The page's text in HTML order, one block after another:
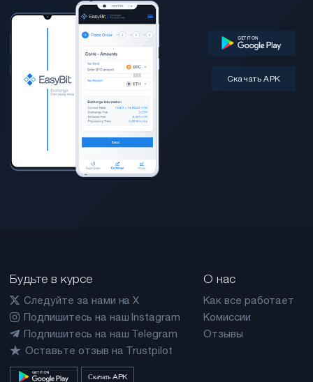
Скачать APK
Будьте в курсе
Следуйте за нами на X
Подпишитесь на наш Instagram
Подпишитесь на наш Telegram
Оставьте отзыв на Trustpilot
Скачать APK
О нас
Как все работает
Комиссии
Отзывы